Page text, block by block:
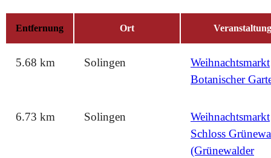
Entfernung Ort Veranstaltung
5.68 km Solingen
Weihnachtsmarkt
Botanischer
6.73 km Solingen
Weihnachtsmarkt
Schloss
(Grünewalder